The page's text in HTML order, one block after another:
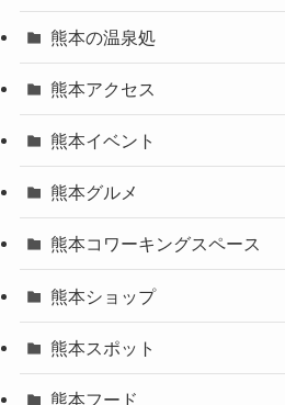
熊本の温泉処
熊本アクセス
熊本イベント
熊本グルメ
熊本コワーキングスペース
熊本ショップ
熊本スポット
熊本フード